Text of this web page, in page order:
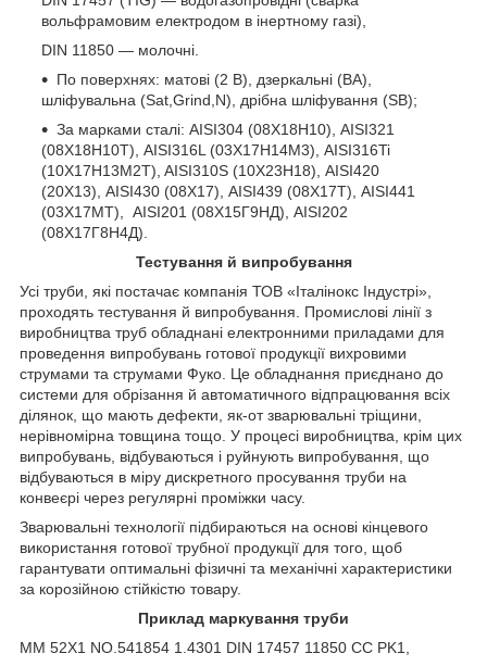
вольфрамовим електродом в інертному газі),
DIN 11850 — молочні.
По поверхнях: матові (2 В), дзеркальні (ВА),
шліфувальна (Sat,Grind,N), дрібна шліфування (SB);
За марками сталі: AISI304 (08Х18Н10), AISI321
(08Х18Н10Т), AISI316L (03Х17Н14М3), AISI316Ti
(10Х17Н13М2T), AISI310S (10Х23Н18), AISI420
(20Х13), AISI430 (08Х17), AISI439 (08Х17Т), AISI441
(03Х17МТ), AISI201 (08Х15Г9НД), AISI202
(08Х17Г8Н4Д).
Тестування й випробування
Усі труби, які постачає компанія ТОВ «Італінокс Індустрі»,
проходять тестування й випробування. Промислові лінії з
виробництва труб обладнані електронними приладами для
проведення випробувань готової продукції вихровими
струмами та струмами Фуко. Це обладнання приєднано до
системи для обрізання й автоматичного відпрацювання всіх
ділянок, що мають дефекти, як-от зварювальні тріщини,
нерівномірна товщина тощо. У процесі виробництва, крім цих
випробувань, відбуваються і руйнують випробування, що
відбуваються в міру дискретного просування труби на
конвеєрі через регулярні проміжки часу.
Зварювальні технології підбираються на основі кінцевого
використання готової трубної продукції для того, щоб
гарантувати оптимальні фізичні та механічні характеристики
за корозійною стійкістю товару.
Приклад маркування труби
ММ 52Х1 NO.541854 1.4301 DIN 17457 11850 CC PK1,